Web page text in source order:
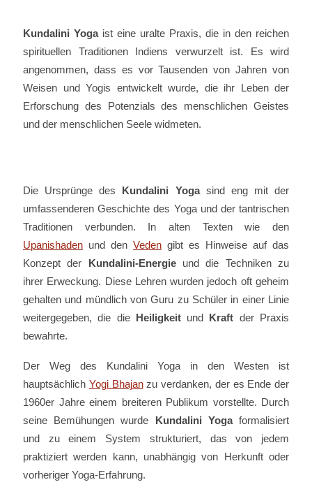
Kundalini Yogaist eine uralte Praxis, die in den reichen
spirituellen Traditionen Indiens verwurzelt ist. Es wird
angenommen, dass es vor Tausenden von Jahren von
Weisen und Yogis entwickelt wurde, die ihr Leben der
Erforschung des Potenzials des menschlichen Geistes
und der menschlichen Seele widmeten.
Die Ursprünge des Kundalini Yogasind eng mit der
umfassenderen Geschichte des Yoga und der tantrischen
Traditionen verbunden. In alten Texten wie den
Upanishaden und den Veden gibt es Hinweise auf das
Konzept der Kundalini-Energieund die Techniken zu
ihrer Erweckung. Diese Lehren wurden jedoch oft geheim
gehalten und mündlich von Guru zu Schüler in einer Linie
weitergegeben, die die Heiligkeitund Kraft der Praxis
bewahrte.
Der Weg des Kundalini Yoga in den Westen ist
hauptsächlich Yogi Bhajanzu verdanken, der es Ende der
1960er Jahre einem breiteren Publikum vorstellte. Durch
seine Bemühungen wurde Kundalini Yogaformalisiert
und zu einem System strukturiert, das von jedem
praktiziert werden kann, unabhängig von Herkunft oder
vorheriger Yoga-Erfahrung.